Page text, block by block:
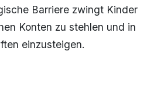
Barriere zwingt Kinder
Konten zu stehlen und in
einzusteigen.